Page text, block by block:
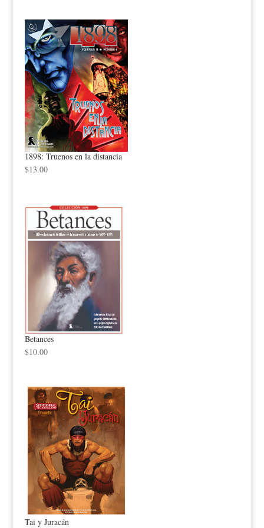
1898: Truenos en la distancia
$13.00
Betances
$10.00
Tai y Juracán